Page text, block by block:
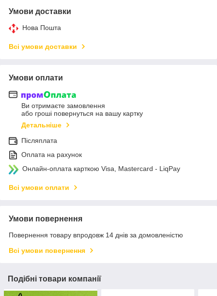
Умови доставки
Нова Пошта
Всі умови доставки
Умови оплати
Ви отримаєте замовлення
або гроші повернуться на вашу картку
Детальніше
Післяплата
Оплата на рахунок
Онлайн-оплата карткою Visa, Mastercard - LiqPay
Всі умови оплати
Умови повернення
Повернення товару впродовж 14 днів за домовленістю
Всі умови повернення
Подібні товари компанії